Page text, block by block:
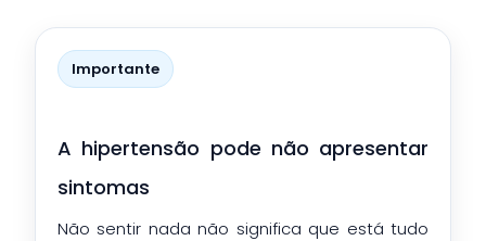
Importante
A hipertensão pode não apresentar
sintomas
Não sentir nada não significa que está tudo